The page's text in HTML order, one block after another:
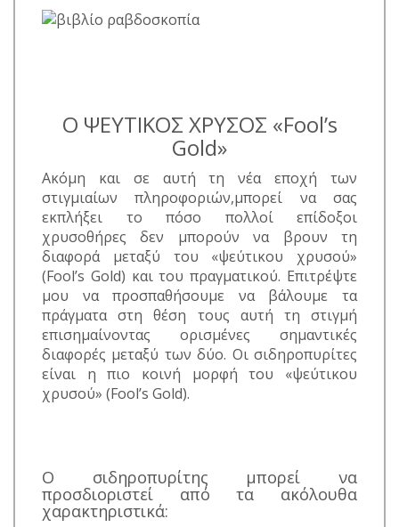
Ο ΨΕΥΤΙΚΟΣ ΧΡΥΣΟΣ «Fool’s
Gold»
Ακόμη και σε αυτή τη νέα εποχή των
στιγμιαίων πληροφοριών,μπορεί να σας
εκπλήξει το πόσο πολλοί επίδοξοι
χρυσοθήρες δεν μπορούν να βρουν τη
διαφορά μεταξύ του «ψεύτικου χρυσού»
(Fool’s Gold) και του πραγματικού. Επιτρέψτε
μου να προσπαθήσουμε να βάλουμε τα
πράγματα στη θέση τους αυτή τη στιγμή
επισημαίνοντας ορισμένες σημαντικές
διαφορές μεταξύ των δύο. Οι σιδηροπυρίτες
είναι η πιο κοινή μορφή του «ψεύτικου
χρυσού» (Fool’s Gold).
Ο σιδηροπυρίτης μπορεί να
προσδιοριστεί από τα ακόλουθα
χαρακτηριστικά: